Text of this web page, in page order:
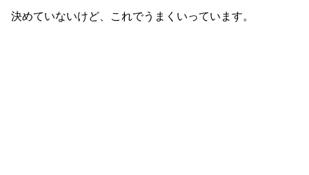
決めていないけど、これでうまくいっています。